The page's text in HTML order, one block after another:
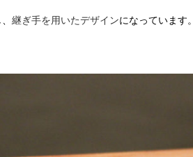
継ぎ手を用いたデザインになっています。